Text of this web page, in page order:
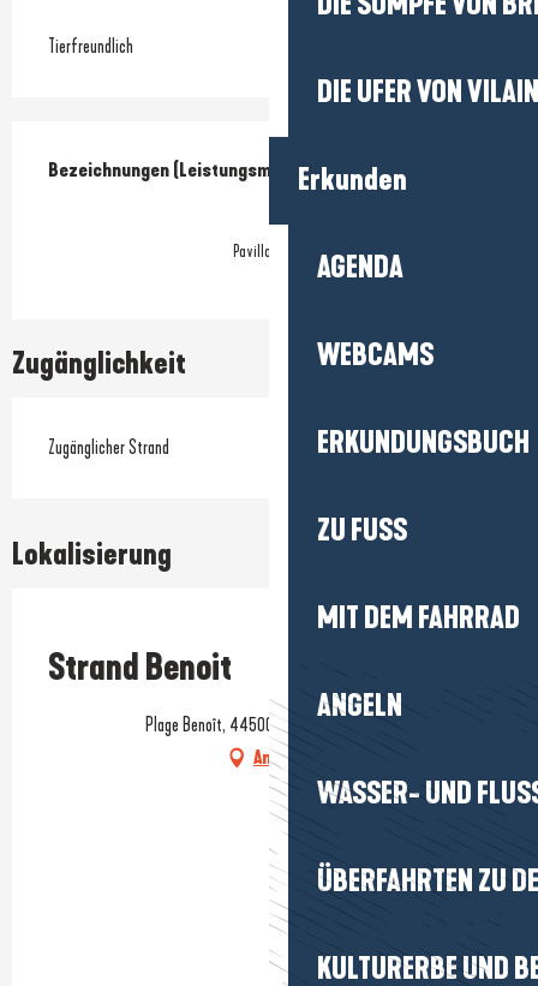
DIE UFER VON
Erkunden
AGENDA
WEBCAMS
ERKUNDUNGSBUCH
ZU FUSS
MIT DEM FAHRRAD
ANGELN
WASSER- UND
ÜBERFAHRTEN ZU
KULTURERBE UND
Tierfreundlich
Leistungensmöglichkeiten
Bezeichnungen (Leistungsmerkmale)
Bezeichnungen (Leistungsmerkmale)
Pavillon bleu
Zugänglichkeit
Zugänglicher Strand
Lokalisierung
Strand Benoit
Plage Benoît, 44500 La Baule-Escoublac
Anfahrt